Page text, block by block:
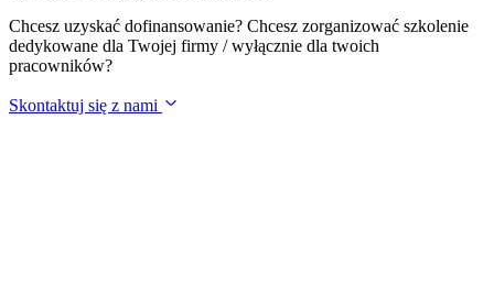
Chcesz uzyskać dofinansowanie? Chcesz zorganizować szkolenie
dedykowane dla Twojej firmy / wyłącznie dla twoich
pracowników?
Skontaktuj się z nami